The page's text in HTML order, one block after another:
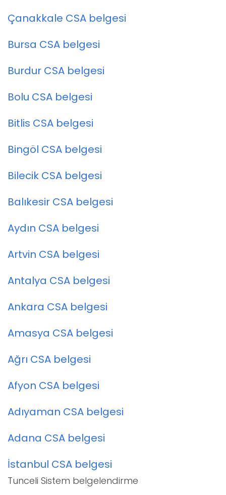
Çanakkale CSA belgesi
Bursa CSA belgesi
Burdur CSA belgesi
Bolu CSA belgesi
Bitlis CSA belgesi
Bingöl CSA belgesi
Bilecik CSA belgesi
Balıkesir CSA belgesi
Aydın CSA belgesi
Artvin CSA belgesi
Antalya CSA belgesi
Ankara CSA belgesi
Amasya CSA belgesi
Ağrı CSA belgesi
Afyon CSA belgesi
Adıyaman CSA belgesi
Adana CSA belgesi
İstanbul CSA belgesi
Tunceli Sistem belgelendirme